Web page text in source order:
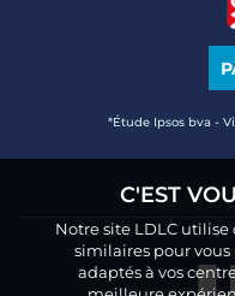
*Étude Ipsos bva -
C'EST
Notre site LDLC
similaires pour vous
adaptés à vos